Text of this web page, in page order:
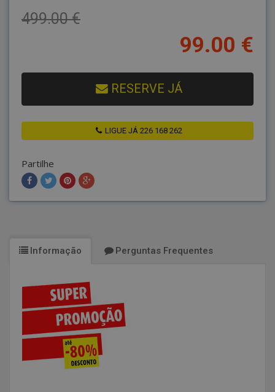
499.00 €
99.00 €
RESERVE JÁ
LIGUE JÁ 226 168 262
Partilhe
Informação Perguntas Frequentes